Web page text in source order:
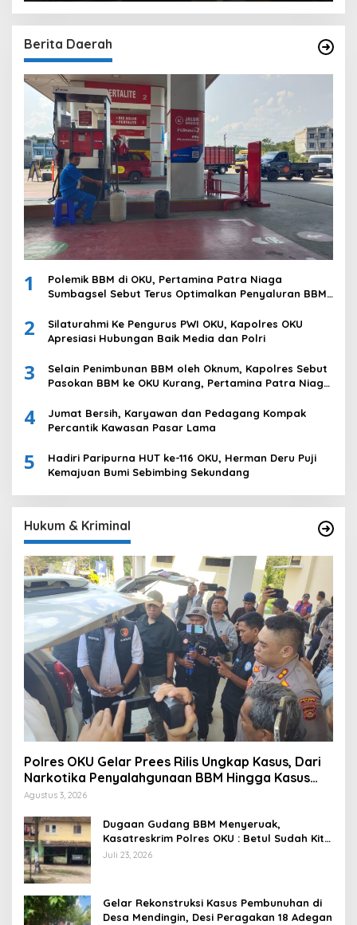
Berita Daerah
1
Polemik BBM di OKU, Pertamina Patra Niaga
Sumbagsel Sebut Terus Optimalkan Penyaluran BBM
Komering Ulu
2
Silaturahmi Ke Pengurus PWI OKU, Kapolres OKU
Apresiasi Hubungan Baik Media dan Polri
3
Selain Penimbunan BBM oleh Oknum, Kapolres Sebut
Pasokan BBM ke OKU Kurang, Pertamina Patra Niaga
4
Jumat Bersih, Karyawan dan Pedagang Kompak
Percantik Kawasan Pasar Lama
5
Hadiri Paripurna HUT ke-116 OKU, Herman Deru Puji
Kemajuan Bumi Sebimbing Sekundang
Hukum & Kriminal
Polres OKU Gelar Prees Rilis Ungkap Kasus, Dari
Narkotika Penyalahgunaan BBM Hingga Kasus
Korupsi
Agustus 3, 2026
Dugaan Gudang BBM Menyeruak,
Kasatreskrim Polres OKU : Betul Sudah Kita
Pasang Police Line
Juli 23, 2026
Gelar Rekonstruksi Kasus Pembunuhan di
Desa Mendingin, Desi Peragakan 18 Adegan